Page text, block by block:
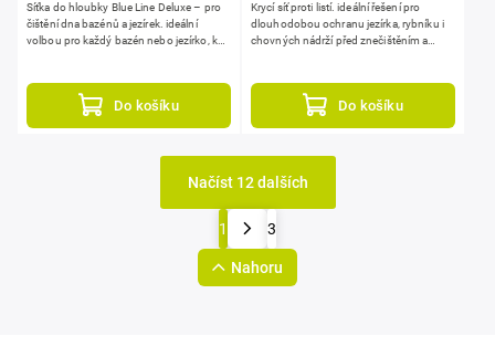
Do košíku
Síťka do hloubky Blue Line Deluxe – pro
čištění dna bazénů a jezírek. ideální
volbou pro každý bazén nebo jezírko, kde
Do košíku
Krycí síť proti listí. ideální řešení pro
dlouhodobou ochranu jezírka, rybníku i
chovných nádrží před znečištěním a
Načíst 12 dalších
1 3
Nahoru